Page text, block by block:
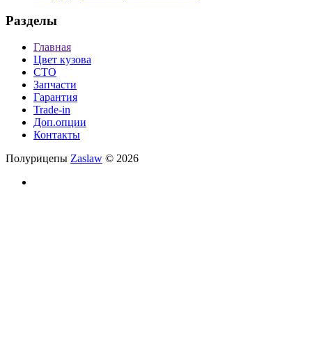
Разделы
Главная
Цвет кузова
СТО
Запчасти
Гарантия
Trade-in
Доп.опции
Контакты
Полурицепы Zaslaw © 2026